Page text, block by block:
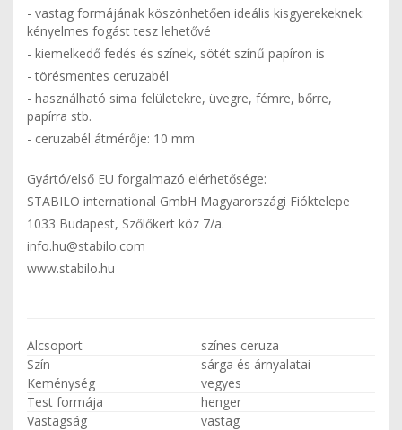
- vastag formájának köszönhetően ideális kisgyerekeknek:
kényelmes fogást tesz lehetővé
- kiemelkedő fedés és színek, sötét színű papíron is
- törésmentes ceruzabél
- használható sima felületekre, üvegre, fémre, bőrre,
papírra stb.
- ceruzabél átmérője: 10 mm
Gyártó/első EU forgalmazó elérhetősége:
STABILO international GmbH Magyarországi Fióktelepe
1033 Budapest, Szőlőkert köz 7/a.
info.hu@stabilo.com
www.stabilo.hu
Alcsoport
színes ceruza
Szín
sárga és árnyalatai
Keménység
vegyes
Test formája
henger
Vastagság
vastag